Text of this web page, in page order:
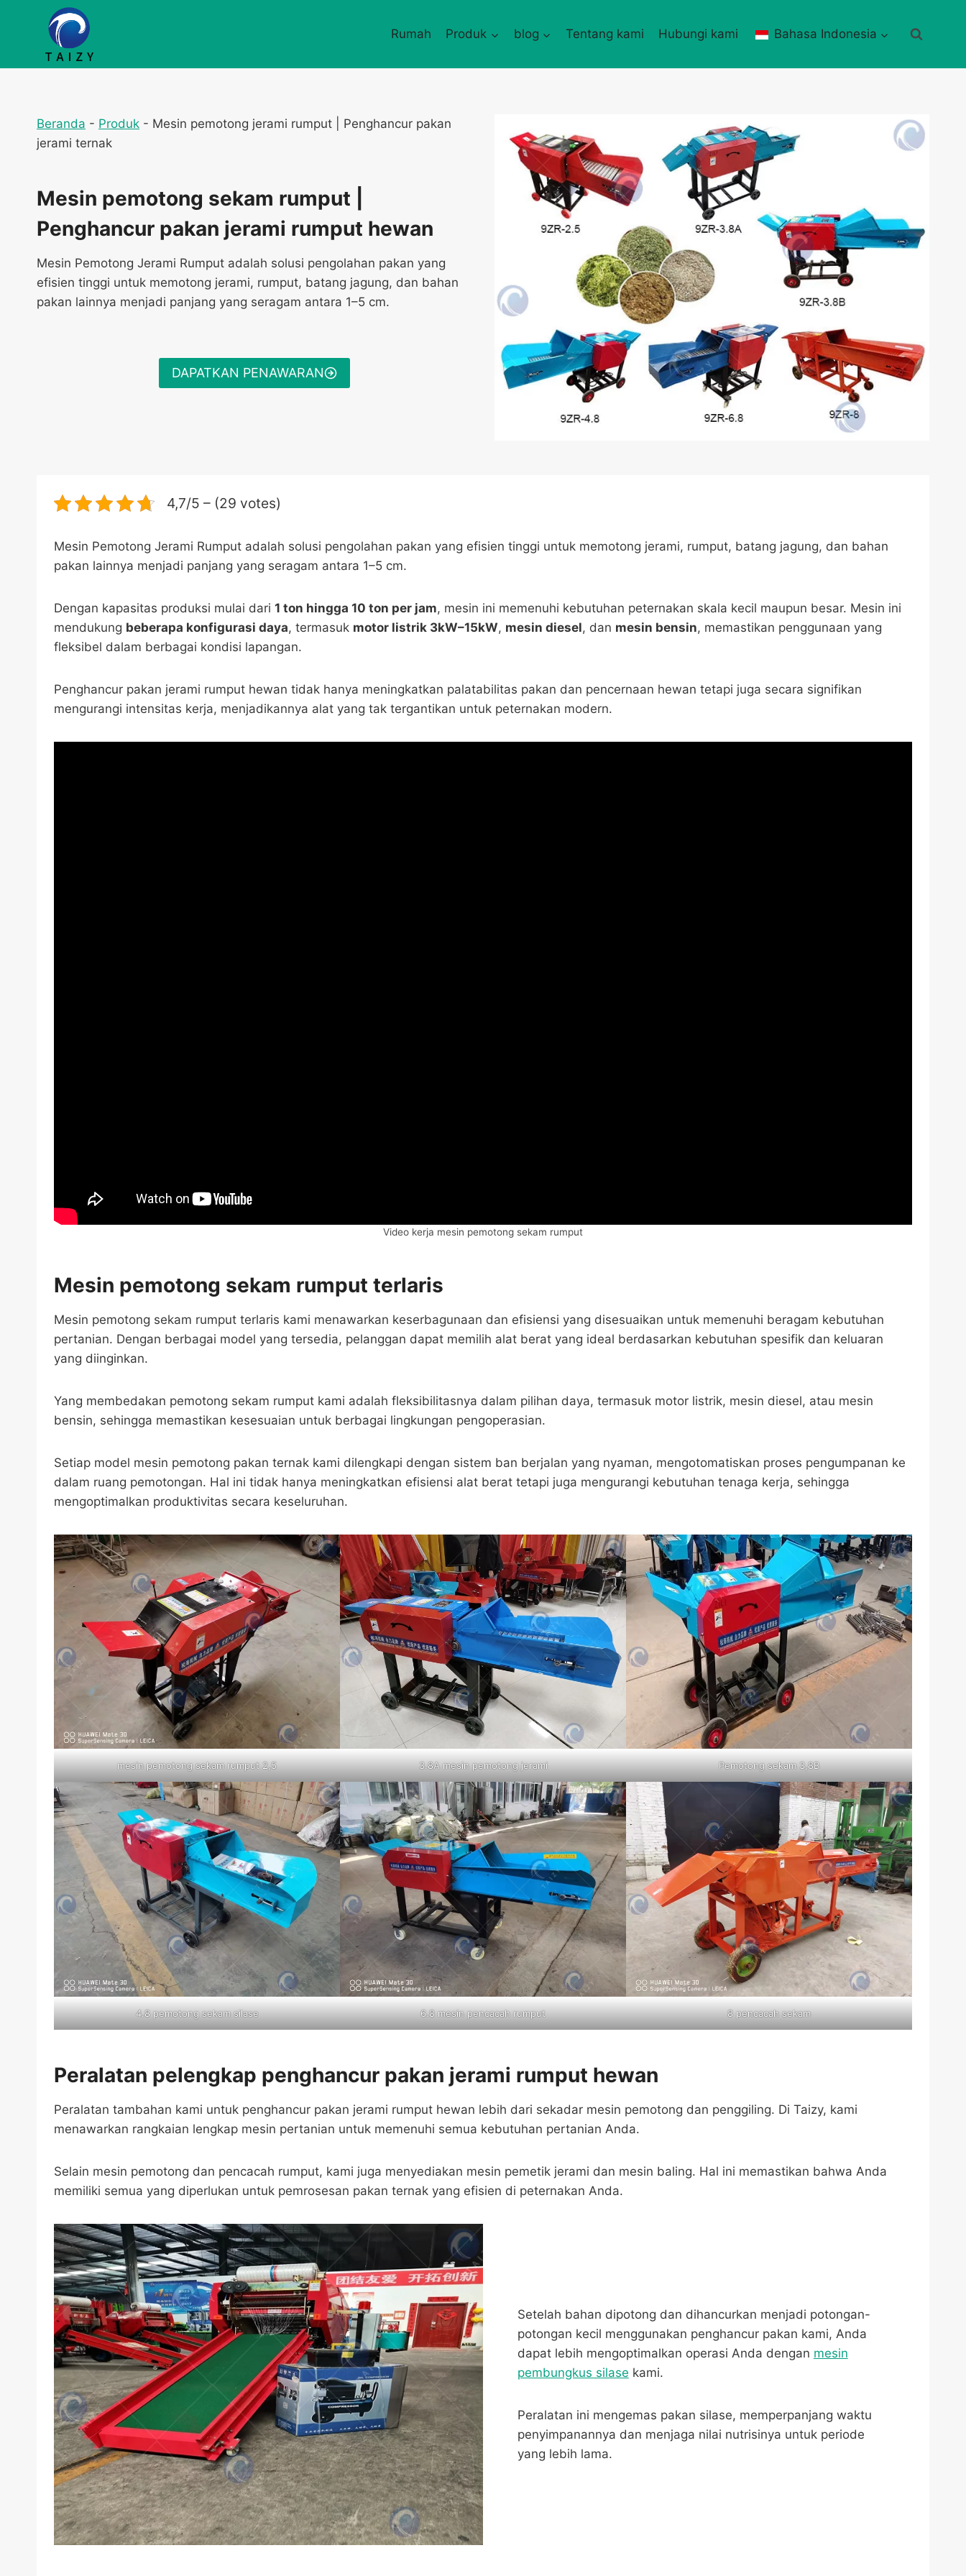
Rumah Produk blog Tentang kami Hubungi kami Bahasa Indonesia
Beranda - Produk - Mesin pemotong jerami rumput | Penghancur pakan
jerami ternak
Mesin pemotong sekam rumput |
Penghancur pakan jerami rumput hewan
Mesin Pemotong Jerami Rumput adalah solusi pengolahan pakan yang
efisien tinggi untuk memotong jerami, rumput, batang jagung, dan bahan
pakan lainnya menjadi panjang yang seragam antara 1–5 cm.
DAPATKAN PENAWARAN
4,7/5 – (29 votes)
Mesin Pemotong Jerami Rumput adalah solusi pengolahan pakan yang efisien tinggi untuk memotong jerami, rumput, batang jagung, dan bahan
pakan lainnya menjadi panjang yang seragam antara 1–5 cm.
Dengan kapasitas produksi mulai dari 1 ton hingga 10 ton per jam, mesin ini memenuhi kebutuhan peternakan skala kecil maupun besar. Mesin ini
mendukung beberapa konfigurasi daya, termasuk motor listrik 3kW–15kW, mesin diesel, dan mesin bensin, memastikan penggunaan yang
fleksibel dalam berbagai kondisi lapangan.
Penghancur pakan jerami rumput hewan tidak hanya meningkatkan palatabilitas pakan dan pencernaan hewan tetapi juga secara signifikan
mengurangi intensitas kerja, menjadikannya alat yang tak tergantikan untuk peternakan modern.
Video kerja mesin pemotong sekam rumput
Mesin pemotong sekam rumput terlaris
Mesin pemotong sekam rumput terlaris kami menawarkan keserbagunaan dan efisiensi yang disesuaikan untuk memenuhi beragam kebutuhan
pertanian. Dengan berbagai model yang tersedia, pelanggan dapat memilih alat berat yang ideal berdasarkan kebutuhan spesifik dan keluaran
yang diinginkan.
Yang membedakan pemotong sekam rumput kami adalah fleksibilitasnya dalam pilihan daya, termasuk motor listrik, mesin diesel, atau mesin
bensin, sehingga memastikan kesesuaian untuk berbagai lingkungan pengoperasian.
Setiap model mesin pemotong pakan ternak kami dilengkapi dengan sistem ban berjalan yang nyaman, mengotomatiskan proses pengumpanan ke
dalam ruang pemotongan. Hal ini tidak hanya meningkatkan efisiensi alat berat tetapi juga mengurangi kebutuhan tenaga kerja, sehingga
mengoptimalkan produktivitas secara keseluruhan.
mesin pemotong sekam rumput 2,5 3.8A mesin pemotong jerami Pemotong sekam 3,8B
4.8 pemotong sekam silase 6.8 mesin pencacah rumput 8 pencacah sekam
Peralatan pelengkap penghancur pakan jerami rumput hewan
Peralatan tambahan kami untuk penghancur pakan jerami rumput hewan lebih dari sekadar mesin pemotong dan penggiling. Di Taizy, kami
menawarkan rangkaian lengkap mesin pertanian untuk memenuhi semua kebutuhan pertanian Anda.
Selain mesin pemotong dan pencacah rumput, kami juga menyediakan mesin pemetik jerami dan mesin baling. Hal ini memastikan bahwa Anda
memiliki semua yang diperlukan untuk pemrosesan pakan ternak yang efisien di peternakan Anda.
Setelah bahan dipotong dan dihancurkan menjadi potongan-
potongan kecil menggunakan penghancur pakan kami, Anda
dapat lebih mengoptimalkan operasi Anda dengan mesin
pembungkus silase kami.
Peralatan ini mengemas pakan silase, memperpanjang waktu
penyimpanannya dan menjaga nilai nutrisinya untuk periode
yang lebih lama.